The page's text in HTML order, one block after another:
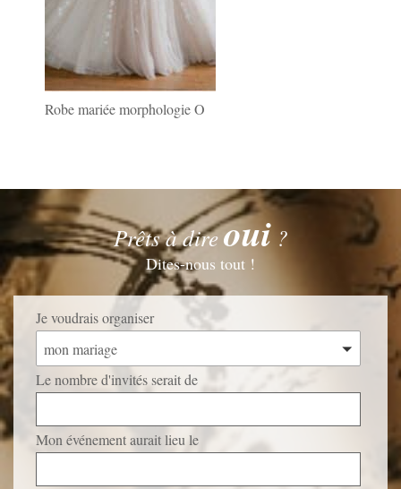
Robe mariée morphologie O
Prêts à direoui ?
Dites-nous tout !
Je voudrais organiser
mon mariage
Le nombre d'invités serait de
Mon événement aurait lieu le